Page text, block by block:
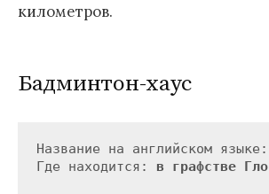
километров.
Бадминтон-хаус
Название на английском языке:
Где находится: